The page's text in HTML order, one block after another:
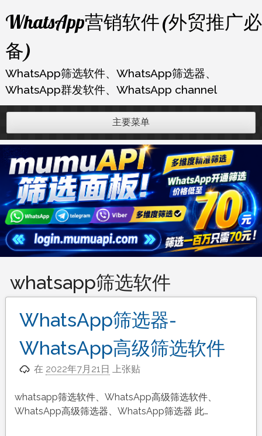
跳
容
WhatsApp营销软件(外贸推广必
备)
WhatsApp筛选软件、WhatsApp筛选器、
WhatsApp群发软件、WhatsApp channel
主要菜单
whatsapp筛选软件
WhatsApp筛选器-
WhatsApp高级筛选软件
在 2022年7月21日 上张贴
whatsapp筛选软件、WhatsApp高级筛选软件、
WhatsApp高级筛选器、WhatsApp筛选器 此…